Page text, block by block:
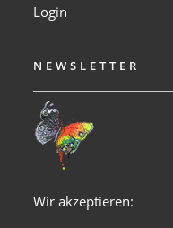
Login
NEWSLETTER
Wir akzeptieren: